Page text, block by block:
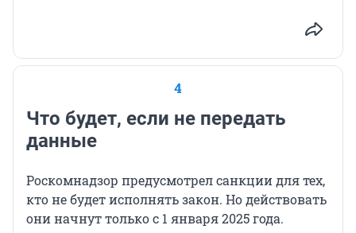
4
Что будет, если не передать
данные
Роскомнадзор предусмотрел санкции для тех,
кто не будет исполнять закон. Но действовать
они начнут только с 1 января 2025 года.